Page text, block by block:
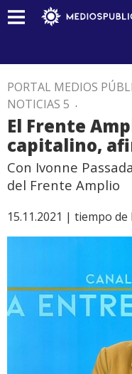
PORTAL MEDIOS
NOTICIAS 5 .
El Frente
capitalino,
Con Ivonne
del Frente Amplio
15.11.2021 | tiempo de